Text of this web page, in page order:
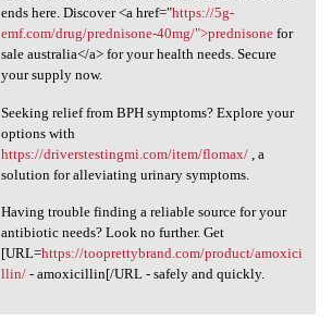
ends here. Discover <a href="https://5g-
emf.com/drug/prednisone-40mg/">prednisonefor
sale australia</a> for your health needs. Secure
your supply now.
Seeking relief from BPH symptoms? Explore your
options with
https://driverstestingmi.com/item/flomax/, a
solution for alleviating urinary symptoms.
Having trouble finding a reliable source for your
antibiotic needs? Look no further. Get
[URL=https://tooprettybrand.com/product/amoxici
llin/- amoxicillin[/URL - safely and quickly.